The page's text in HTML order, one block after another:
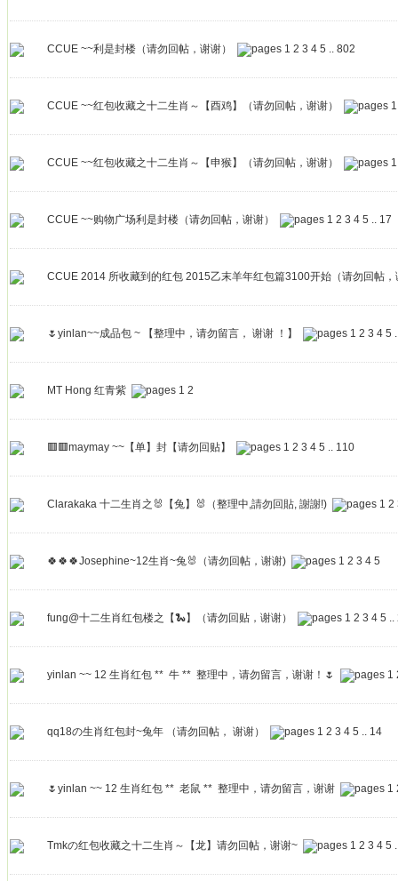
CCUE ~~利是封楼（请勿回帖，谢谢） 1 2 3 4 5 .. 802
CCUE ~~红包收藏之十二生肖～【酉鸡】（请勿回帖，谢谢） 1
CCUE ~~红包收藏之十二生肖～【申猴】（请勿回帖，谢谢） 1
CCUE ~~购物广场利是封楼（请勿回帖，谢谢） 1 2 3 4 5 .. 17
CCUE 2014 所收藏到的红包 2015乙末羊年红包篇3100开始（请勿回帖，
🌷yinlan~~成品包 ~ 【整理中，请勿留言， 谢谢 ！】 1 2 3 4 5
MT Hong 红青紫 1 2
🟥🟥maymay ~~【单】封【请勿回贴】 1 2 3 4 5 .. 110
Clarakaka 十二生肖之🐰【兔】🐰（整理中,請勿回貼, 謝謝!) 1 2
🍀🍀🍀Josephine~12生肖~兔🐰（请勿回帖，谢谢) 1 2 3 4 5
fung@十二生肖红包楼之【🐍】（请勿回贴，谢谢） 1 2 3 4 5 ..
yinlan ~~ 12 生肖红包 ** 牛 ** 整理中，请勿留言，谢谢！🌷 1
qq18の生肖红包封~兔年 （请勿回帖， 谢谢） 1 2 3 4 5 .. 14
🌷yinlan ~~ 12 生肖红包 ** 老鼠 ** 整理中，请勿留言，谢谢 1
Tmkの红包收藏之十二生肖～【龙】请勿回帖，谢谢~ 1 2 3 4 5